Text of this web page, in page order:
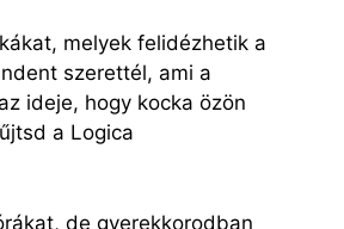
500 Ft
-
6
melyek felidézhetik a
szerettél, ami a
ideje, hogy kocka özön
a Logica
de gyerekkorodban